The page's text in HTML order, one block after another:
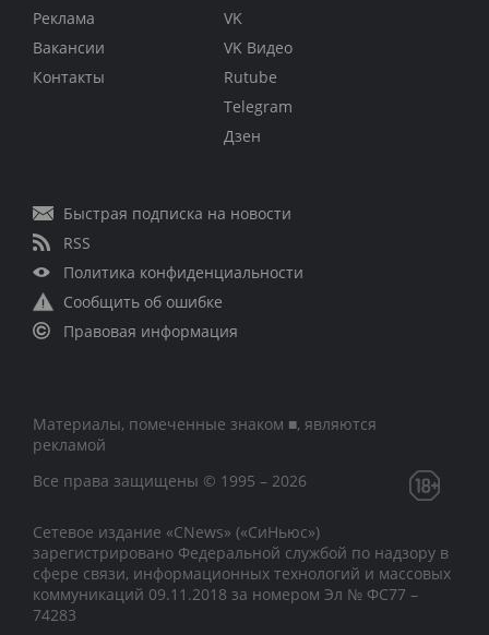
Реклама
Вакансии
Контакты
VK
VK Видео
Rutube
Telegram
Дзен
Быстрая подписка на новости
RSS
Политика конфиденциальности
Сообщить об ошибке
Правовая информация
Материалы, помеченные знаком ■, являются
рекламой
Все права защищены © 1995 – 2026
Сетевое издание «CNews» («СиНьюс»)
зарегистрировано Федеральной службой по надзору в
сфере связи, информационных технологий и массовых
коммуникаций 09.11.2018 за номером Эл № ФС77 –
74283